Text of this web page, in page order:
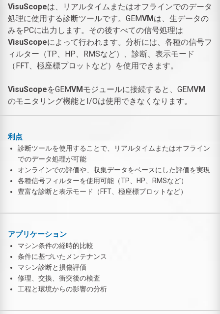
VisuScopeは、リアルタイムまたはオフラインでのデータ
処理に使用する診断ツールです。GEMVMは、生データの
みをPCに出力します。その後すべての信号処理は
VisuScopeによって行われます。分析には、各種の信号フ
ィルター（TP、HP、RMSなど）、診断、表示モード
（FFT、極座標プロットなど）を使用できます。
VisuScopeをGEMVMモジュールに接続すると、GEMVM
のモニタリング機能とI/Oは使用できなくなります。
利点
診断ツールを使用することで、リアルタイムまたはオフライン
でのデータ処理が可能
オンラインでの評価や、収集データをベースにした評価を実現
各種信号フィルターを使用可能（TP、HP、RMSなど）
豊富な診断と表示モード（FFT、極座標プロットなど）
アプリケーション
マシン条件の経時的比較
条件に基づいたメンテナンス
マシン診断と損傷評価
修理、交換、衝突後の検査
工程と環境からの影響の分析